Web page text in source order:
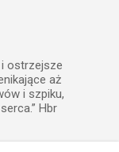
i ostrzejsze
aż
i szpiku,
Hbr